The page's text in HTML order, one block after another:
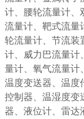
计、腰轮流量计、
流量计、靶式流量
轮流量计、节流装
计、威力巴流量计
量计、氧气流量计
温度变送器、温度
控制器、温湿度变
器、液位计、雷达